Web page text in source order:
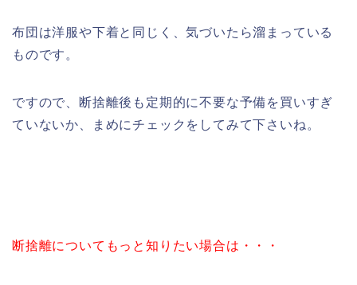
布団は洋服や下着と同じく、気づいたら溜まっている
ものです。
ですので、断捨離後も定期的に不要な予備を買いすぎ
ていないか、まめにチェックをしてみて下さいね。
断捨離についてもっと知りたい場合は・・・